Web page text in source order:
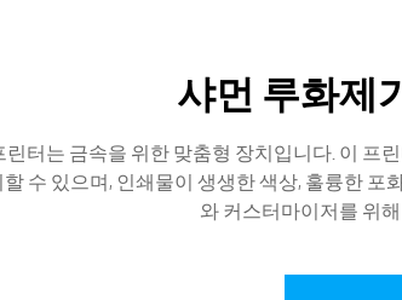
샤먼 루화제
린터는 금속을 위한 맞춤형 장치입니다. 이 프
수 있으며, 인쇄물이 생생한 색상, 훌륭한
와 커스터마이저를 위